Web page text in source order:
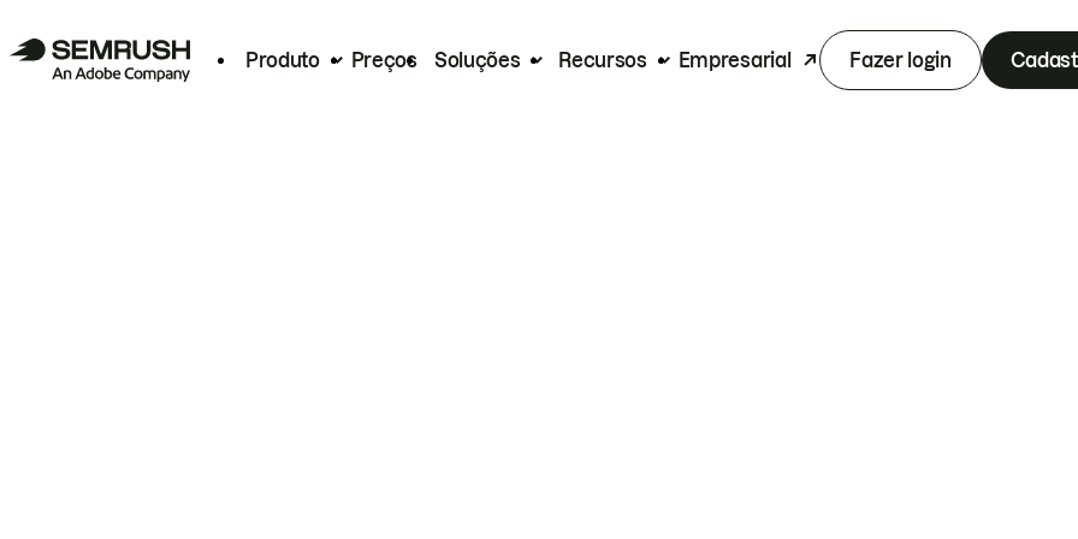
Produto Preços Soluções Recursos Empresarial Fazer login